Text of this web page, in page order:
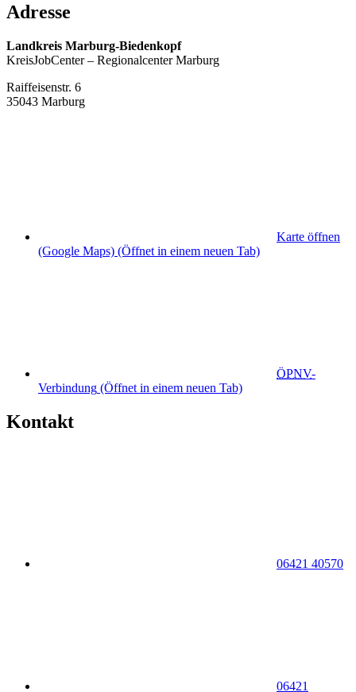
Adresse
Landkreis Marburg-Biedenkopf
KreisJobCenter – Regionalcenter Marburg
Raiffeisenstr. 6
35043 Marburg
Karte öffnen
(Google Maps) (Öffnet in einem neuen Tab)
ÖPNV-
Verbindung (Öffnet in einem neuen Tab)
Kontakt
06421 40570
06421